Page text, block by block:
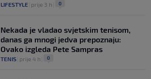
LIFESTYLE prije 3 h 0
Nekada je vladao svjetskim tenisom,
danas ga mnogi jedva prepoznaju:
Ovako izgleda Pete Sampras
TENIS prije 4 h 0